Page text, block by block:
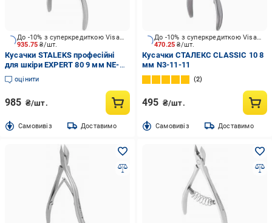
935.75₴/шт.
До -10% з суперкредиткою Visa Вигода
Кусачки STALEKS професійні
для шкіри EXPERT 80 9 мм NE-
80-9
оцінити
985 ₴/шт.
Cамовивіз Доставимо
470.25₴/шт.
До -10% з суперкредиткою Visa Вигода
Кусачки СТАЛЕКС CLASSIC 10 8
мм N3-11-11
2
495 ₴/шт.
Cамовивіз Доставимо